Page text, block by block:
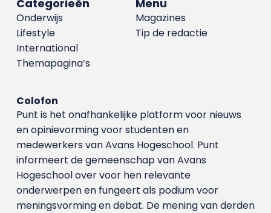
Menu
Magazines
Tip de redactie
Categorieën
Onderwijs
Lifestyle
International
Themapagina’s
Colofon
Punt is het onafhankelijke platform voor nieuws
en opinievorming voor studenten en
medewerkers van Avans Hoge­school. Punt
informeert de gemeenschap van Avans
Hogeschool over voor hen relevante
onderwerpen en fungeert als podium voor
meningsvorming en debat. De mening van derden